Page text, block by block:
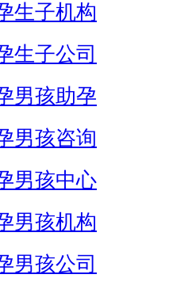
生子机构
生子公司
男孩助孕
男孩咨询
男孩中心
男孩机构
男孩公司